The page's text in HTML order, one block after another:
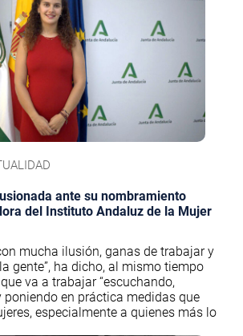
ante su nombramiento
del Instituto Andaluz de la Mujer
mucha ilusión, ganas de trabajar y
gente”, ha dicho, al mismo tiempo
va a trabajar “escuchando,
en práctica medidas que
especialmente a quienes más lo